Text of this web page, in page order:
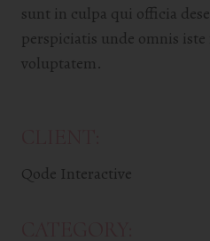
sunt in culpa qui officia
perspiciatis unde omnis
voluptatem.
Qode Interactive